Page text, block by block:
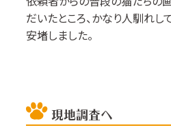
だいたところ、かなり人馴れし
安堵しました。
現地調査へ